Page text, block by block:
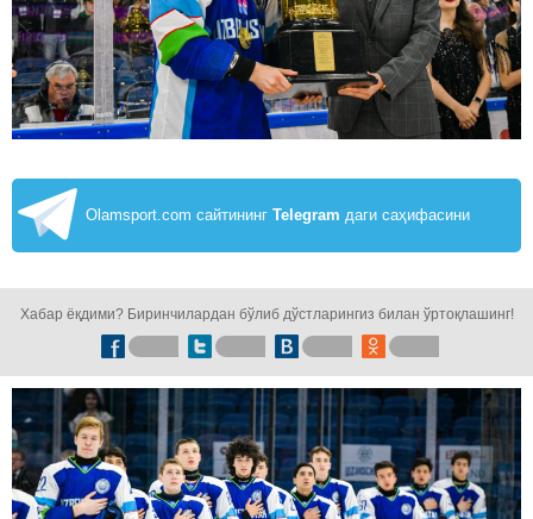
Olamsport.com сайтининг Telegram даги саҳифасини
Хабар ёқдими? Биринчилардан бўлиб дўстларингиз билан ўртоқлашинг!